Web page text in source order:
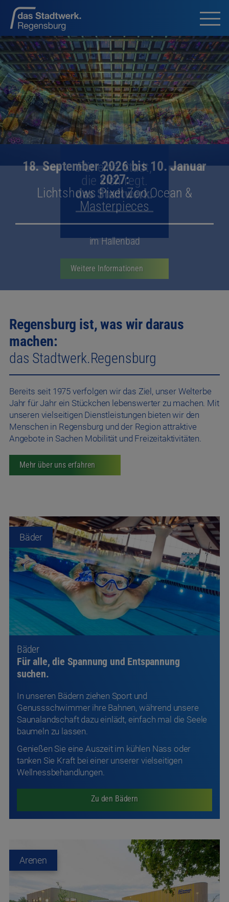
Für eine Stadt,
die sich regt.
das Stadtwerk.
Regensburg ist, was wir daraus
machen:
Bereits seit 1975 verfolgen wir das Ziel, unser Welterbe
Jahr für Jahr ein Stückchen lebenswerter zu machen. Mit
unseren vielseitigen Dienstleistungen bieten wir den
Menschen in Regensburg und der Region attraktive
Angebote in Sachen Mobilität und Freizeitaktivitäten.
Mehr über uns erfahren
Bäder
Für alle, die Spannung und Entspannung
suchen.
In unseren Bädern ziehen Sport und
Genussschwimmer ihre Bahnen, während unsere
Saunalandschaft dazu einlädt, einfach mal die Seele
baumeln zu lassen.
Genießen Sie eine Auszeit im kühlen Nass oder
tanken Sie Kraft bei einer unserer vielseitigen
Wellnessbehandlungen.
Zu den Bädern